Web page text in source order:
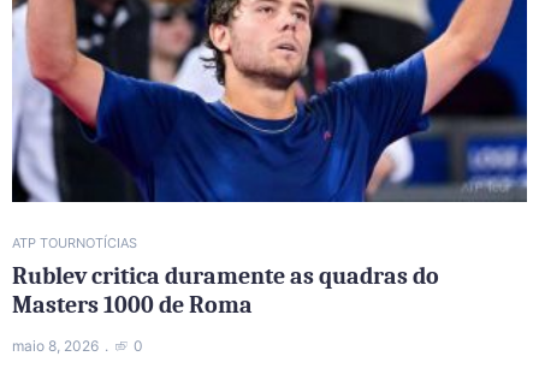
ATP TOURNOTÍCIAS
Rublev critica duramente as quadras do
Masters 1000 de Roma
maio 8, 2026 0